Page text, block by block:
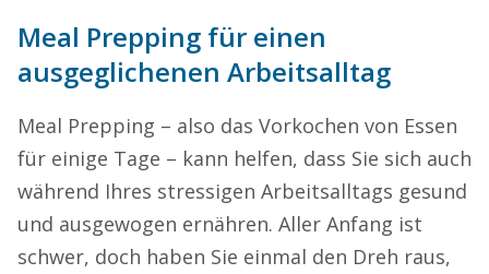
Meal Prepping für einen
ausgeglichenen Arbeitsalltag
Meal Prepping – also das Vorkochen von Essen
für einige Tage – kann helfen, dass Sie sich auch
während Ihres stressigen Arbeitsalltags gesund
und ausgewogen ernähren. Aller Anfang ist
schwer, doch haben Sie einmal den Dreh raus,